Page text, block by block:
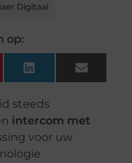
Digitaal
op:
LinkedIn Email
steeds
intercom met
voor uw